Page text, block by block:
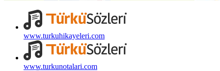
www.turkuhikayeleri.com
www.turkunotalari.com